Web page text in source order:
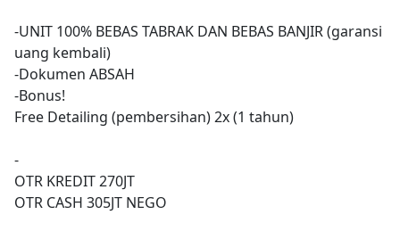
-UNIT 100% BEBAS TABRAK DAN BEBAS BANJIR (garansi
uang kembali)
-Dokumen ABSAH
-Bonus!
Free Detailing (pembersihan) 2x (1 tahun)
-
OTR KREDIT 270JT
OTR CASH 305JT NEGO